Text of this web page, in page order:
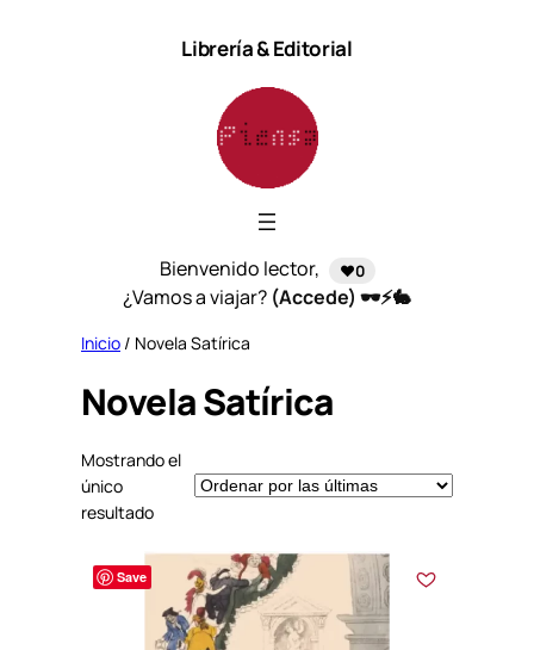
Librería & Editorial
Bienvenido lector, ❤️0
¿Vamos a viajar? (Accede) 🕶️⚡🐇
Inicio / Novela Satírica
Novela Satírica
Mostrando el
único
resultado
Save